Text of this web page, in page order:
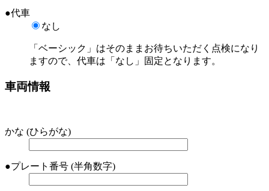
●代車
なし
「ベーシック」はそのままお待ちいただく点検になり
ますので、代車は「なし」固定となります。
車両情報
かな (ひらがな)
●プレート番号 (半角数字)